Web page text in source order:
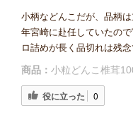
小柄などんこだが、品柄
年宮崎に赴任していたの
ロ詰めが長く品切れは残念
商品： 小粒どんこ椎茸
役に立った 0